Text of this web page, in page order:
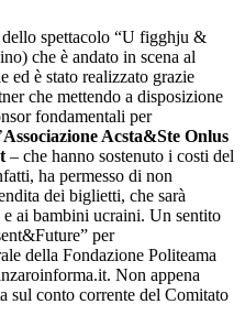
spettacolo “U figghju &
che è andato in scena al
ed è stato realizzato grazie
che mettendo a disposizione
fondamentali per
Associazione Acsta&Ste Onlus
– che hanno sostenuto i costi del
ha permesso di non
dei biglietti, che sarà
e ai bambini ucraini. Un sentito
per
della Fondazione Politeama
Non appena
sul conto corrente del Comitato